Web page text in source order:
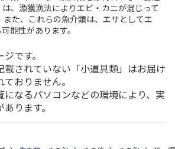
、漁獲漁法によりエビ・カニが混じって
また、これらの魚介類は、エサとしてエ
能性があります。
です。
載されていない「小道具類」はお届け
おりません。
になるパソコンなどの環境により、実
ります。